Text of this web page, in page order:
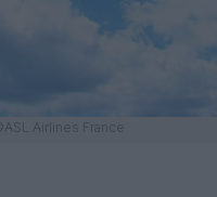
©ASL Airlines France